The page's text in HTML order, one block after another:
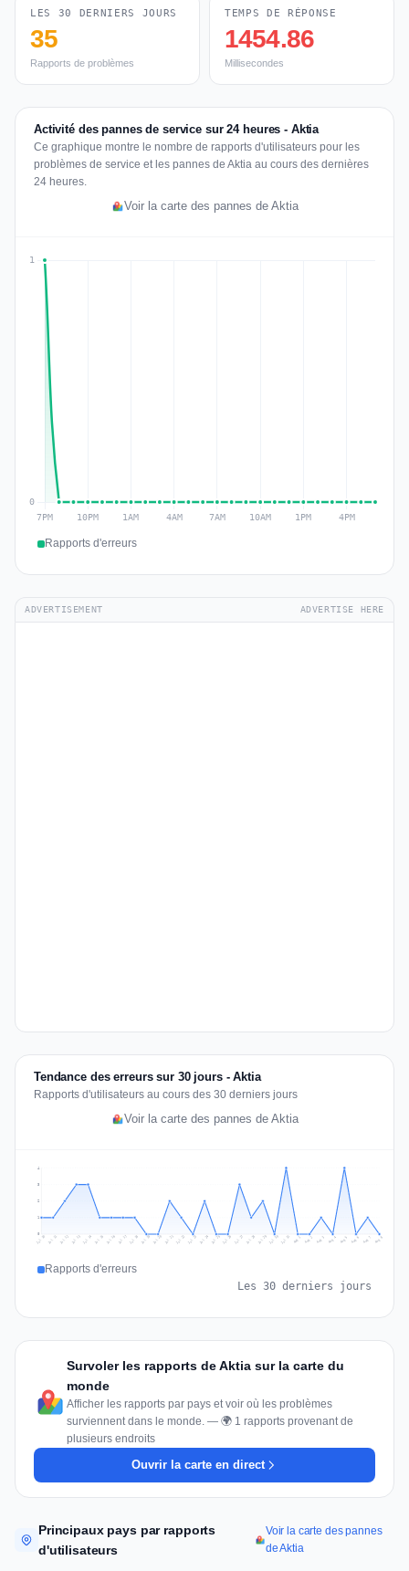
LES 30 DERNIERS JOURS
35
Rapports de problèmes
TEMPS DE RÉPONSE
1454.86
Millisecondes
Activité des pannes de service sur 24 heures - Aktia
Ce graphique montre le nombre de rapports d'utilisateurs pour les
problèmes de service et les pannes de Aktia au cours des dernières
24 heures.
Voir la carte des pannes de Aktia
Rapports d'erreurs
ADVERTISEMENT ADVERTISE HERE
Tendance des erreurs sur 30 jours - Aktia
Rapports d'utilisateurs au cours des 30 derniers jours
Voir la carte des pannes de Aktia
1
2
3
4
Jul 10 Jul 11 Jul 12 Jul 13 Jul 14 Jul 15 Jul 16 Jul 17 Jul 18 Jul 19 Jul 20 Jul 21 Jul 22 Jul 23 Jul 24 Jul 25 Jul 26 Jul 27 Jul 28 Jul 29 Jul 30 Jul 31 Aug 1 Aug 2 Aug 3 Aug 4 Aug 5 Aug 6 Aug 7 Aug 8
Rapports d'erreurs
Les 30 derniers jours
Survoler les rapports de Aktia sur la carte du
monde
Afficher les rapports par pays et voir où les problèmes
surviennent dans le monde. — 🌍 1 rapports provenant de
plusieurs endroits
Ouvrir la carte en direct
Principaux pays par rapports
d'utilisateurs
Voir la carte des pannes
de Aktia